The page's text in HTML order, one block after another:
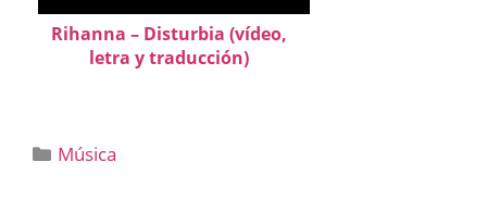
Rihanna – Disturbia (vídeo,
letra y traducción)
Categorías
Música